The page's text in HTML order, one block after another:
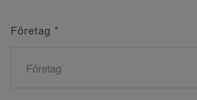
Företag *